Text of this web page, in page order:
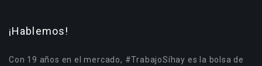
¡Hablemos!
Con 19 años en el mercado, #TrabajoSíhay es la bolsa de